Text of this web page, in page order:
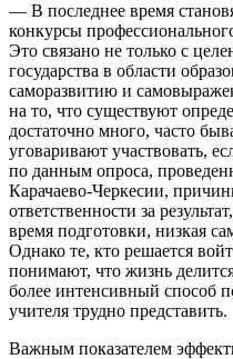
— В последнее время
конкурсы
Это связано не только с
государства в области
саморазвитию и
на то, что существуют
достаточно много, часто
уговаривают участвовать,
по данным опроса,
Карачаево-Черкесии,
ответственности за
время подготовки, низкая
Однако те, кто решается
понимают, что жизнь
более интенсивный способ
учителя трудно представить.
Важным показателем